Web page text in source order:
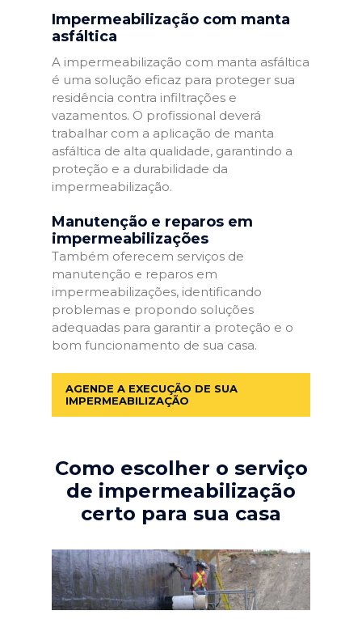
Impermeabilização com manta
asfáltica
A impermeabilização com manta asfáltica
é uma solução eficaz para proteger sua
residência contra infiltrações e
vazamentos. O profissional deverá
trabalhar com a aplicação de manta
asfáltica de alta qualidade, garantindo a
proteção e a durabilidade da
impermeabilização.
Manutenção e reparos em
impermeabilizações
Também oferecem serviços de
manutenção e reparos em
impermeabilizações, identificando
problemas e propondo soluções
adequadas para garantir a proteção e o
bom funcionamento de sua casa.
AGENDE A EXECUÇÃO DE SUA
IMPERMEABILIZAÇÃO
Como escolher o serviço
de impermeabilização
certo para sua casa